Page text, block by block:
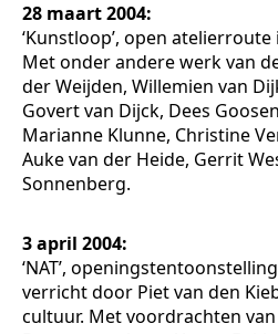
28 maart 2004:
‘Kunstloop’, open
Met onder andere werk van
der Weijden, Willemien van
Govert van Dijck, Dees
Marianne Klunne, Christine
Auke van der Heide, Gerrit
Sonnenberg.
3 april 2004:
‘NAT’,
verricht door Piet van den
cultuur. Met voordrachten